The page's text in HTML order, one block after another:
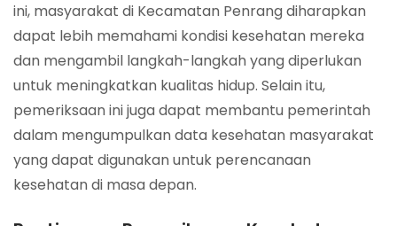
ini, masyarakat di Kecamatan Penrang diharapkan
dapat lebih memahami kondisi kesehatan mereka
dan mengambil langkah-langkah yang diperlukan
untuk meningkatkan kualitas hidup. Selain itu,
pemeriksaan ini juga dapat membantu pemerintah
dalam mengumpulkan data kesehatan masyarakat
yang dapat digunakan untuk perencanaan
kesehatan di masa depan.